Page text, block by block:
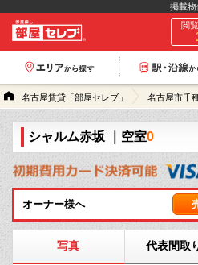
掲載
閲
名古屋賃貸「部屋セレブ」 名古屋市千
シャルム赤坂 ｜空室0
オーナー様へ
写真 代表間取